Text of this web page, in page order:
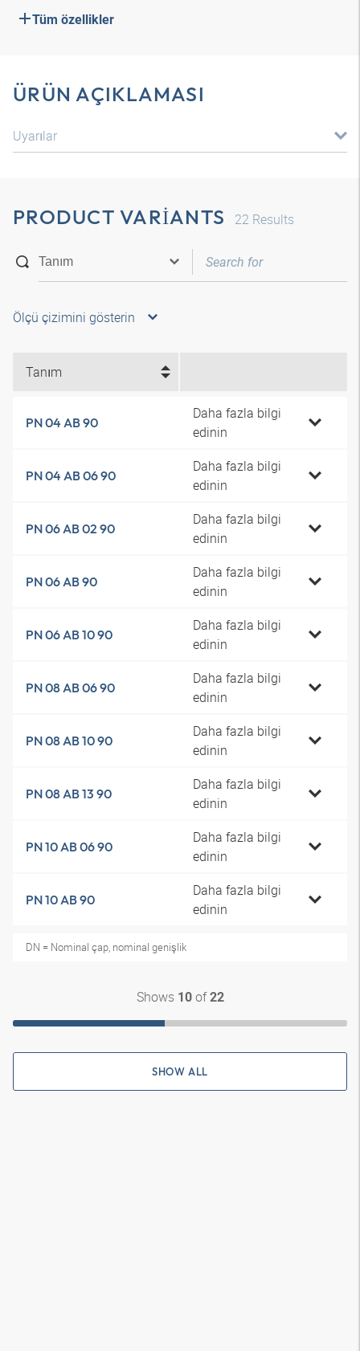
Tüm özellikler
ÜRÜN AÇIKLAMASI
Uyarılar
PRODUCT VARIANTS 22 Results
Ölçü çizimini gösterin
Tanım
PN 04 AB 90
Daha fazla bilgi
edinin
PN 04 AB 06 90
Daha fazla bilgi
edinin
PN 06 AB 02 90
Daha fazla bilgi
edinin
PN 06 AB 90
Daha fazla bilgi
edinin
PN 06 AB 10 90
Daha fazla bilgi
edinin
PN 08 AB 06 90
Daha fazla bilgi
edinin
PN 08 AB 10 90
Daha fazla bilgi
edinin
PN 08 AB 13 90
Daha fazla bilgi
edinin
PN 10 AB 06 90
Daha fazla bilgi
edinin
PN 10 AB 90
Daha fazla bilgi
edinin
DN = Nominal çap, nominal genişlik
Shows 10of22
SHOW ALL